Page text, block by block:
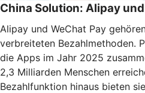
China Solution: Alipay
Alipay und WeChat Pay
verbreiteten Bezahlmethoden.
die Apps im Jahr 2025
2,3 Milliarden Menschen
Bezahlfunktion hinaus bieten